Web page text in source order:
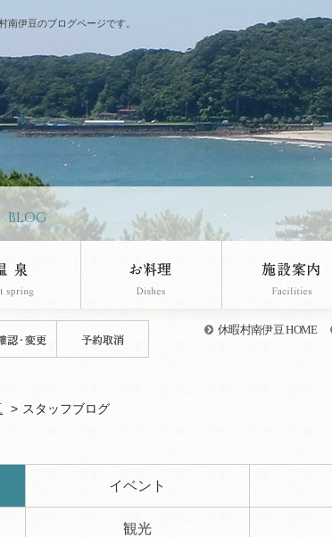
南伊豆のブログページです。
BLOG
休暇村南伊豆 HOME
スタッフブログ
イベント
観光